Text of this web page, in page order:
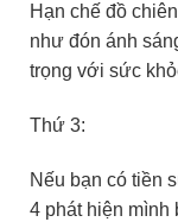
Hạn chế đồ
như đón ánh
trọng với sức
Thứ 3:
Nếu bạn có tiền
4 phát hiện mình